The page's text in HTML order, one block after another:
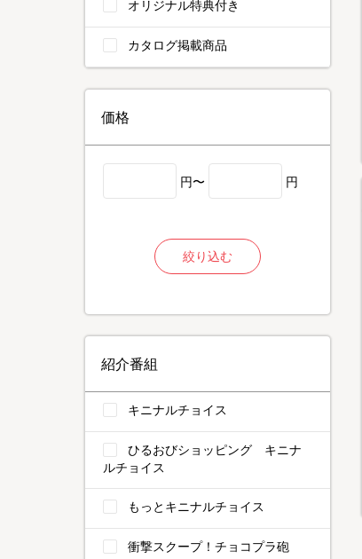
オリジナル特典付き
カタログ掲載商品
価格
円〜 円
絞り込む
紹介番組
キニナルチョイス
ひるおびショッピング キニナ
ルチョイス
もっとキニナルチョイス
衝撃スクープ！チョコプラ砲